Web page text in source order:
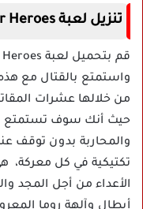
تنزيل لعبة Gladiator Heroes مهكرة
واستمتع بالقتال مع
من خلالها عشرات
والمحاربة بدون توقف
تكتيكية في كل معركة،
الأعداء من أجل المجد
أبطال وآلهة روما